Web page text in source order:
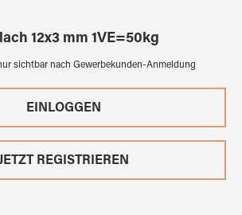
12x3 mm 1VE=50kg
sichtbar nach Gewerbekunden-Anmeldung
EINLOGGEN
REGISTRIEREN